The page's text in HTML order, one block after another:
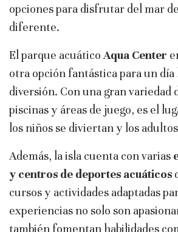
opciones para disfrutar del mar
diferente.
El parque acuáticoAqua Center
otra opción fantástica para un día
diversión. Con una gran variedad
piscinas y áreas de juego, es el
los niños se diviertan y los
Además, la isla cuenta con varias
y centros de deportes acuáticos
cursos y actividades adaptadas
experiencias no solo son
también fomentan habilidades